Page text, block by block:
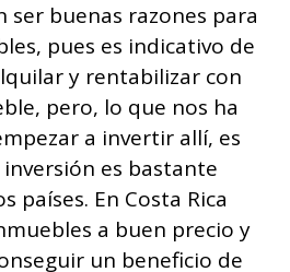
ser buenas razones para
pues es indicativo de
y rentabilizar con
pero, lo que nos ha
a invertir allí, es
es bastante
países. En Costa Rica
a buen precio y
un beneficio de